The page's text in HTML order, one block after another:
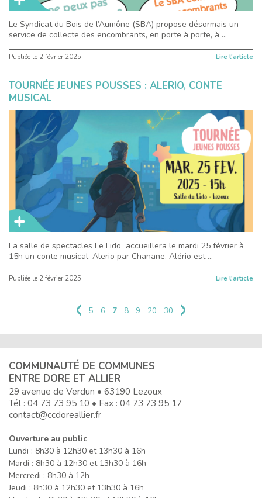
Le Syndicat du Bois de l’Aumône (SBA) propose désormais un
service de collecte des encombrants, en porte à porte, à ...
Publiée le 2 février 2025 Lire l'article
TOURNÉE JEUNES POUSSES : ALERIO, CONTE
MUSICAL
La salle de spectacles Le Lido accueillera le mardi 25 février à
15h un conte musical, Alerio par Chanane. Alério est ...
Publiée le 2 février 2025 Lire l'article
5 6 7 8 9 20 30
COMMUNAUTÉ DE COMMUNES
ENTRE DORE ET ALLIER
29 avenue de Verdun • 63190 Lezoux
Tél : 04 73 73 95 10 • Fax : 04 73 73 95 17
contact@ccdoreallier.fr
Ouverture au public
Lundi : 8h30 à 12h30 et 13h30 à 16h
Mardi : 8h30 à 12h30 et 13h30 à 16h
Mercredi : 8h30 à 12h
Jeudi : 8h30 à 12h30 et 13h30 à 16h